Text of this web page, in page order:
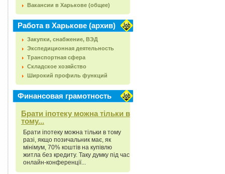
Вакансии в Харькове (общее)
Работа в Харькове (архив)
Закупки, снабжение, ВЭД
Экспедиционная деятельность
Транспортная сфера
Складское хозяйство
Широкий профиль функций
Финансовая грамотность
Брати іпотеку можна тільки в
тому...
Брати іпотеку можна тільки в тому
разі, якщо позичальник має, як
мінімум, 70% коштів на купівлю
житла без кредиту. Таку думку під час
онлайн-конференції...